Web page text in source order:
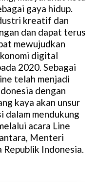
gaya hidup.
kreatif dan
dan dapat terus
mewujudkan
digital
2020. Sebagai
telah menjadi
dengan
kaya akan unsur
mendukung
acara Line
Menteri
Indonesia.